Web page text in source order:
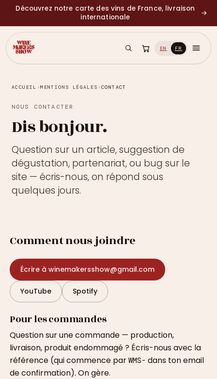
Découvrez notre carte des vins de France, livraison
internationale
→
EN FR
ACCUEIL ›MENTIONS LÉGALES ›CONTACT
NOUS CONTACTER
Dis bonjour.
Question sur un article, suggestion de
dégustation, partenariat, ou bug sur le
site — écris-nous, on répond sous
quelques jours.
Comment nous joindre
Écrire à winemakersshow@gmail.com
YouTube Spotify
Pour les commandes
Question sur une commande — production,
livraison, produit endommagé ? Écris-nous avec la
référence (qui commence par WMS- dans ton email
de confirmation). On gère.